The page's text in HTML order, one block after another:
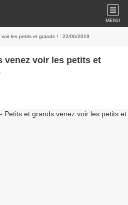
MENU
les petits et grands ! : 22/06/2019
venez voir les petits et